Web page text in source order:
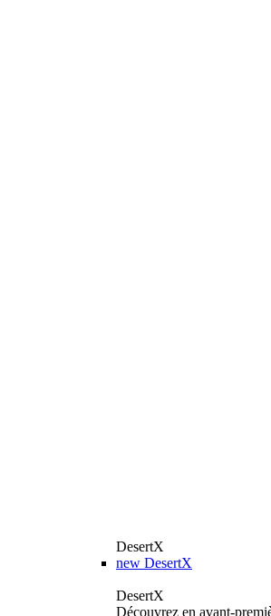
DesertX
new DesertX
DesertX
Découvrez en avant-